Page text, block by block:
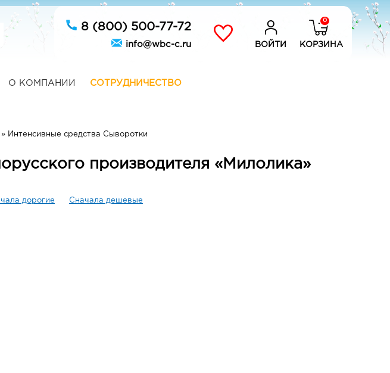
8 (800) 500-77-72
info@wbc-c.ru ВОЙТИ
0
КОРЗИНА
О КОМПАНИИ СОТРУДНИЧЕСТВО
» Интенсивные средства Сыворотки
производителя «Милолика»
дорогие Сначала дешевые